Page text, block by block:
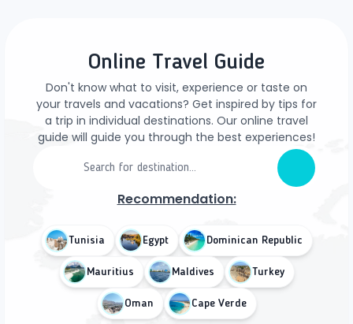
Online Travel Guide
Don't know what to visit, experience or taste on
your travels and vacations? Get inspired by tips for
a trip in individual destinations. Our online travel
guide will guide you through the best experiences!
Recommendation:
Tunisia Egypt Dominican Republic
Mauritius Maldives Turkey
Oman Cape Verde